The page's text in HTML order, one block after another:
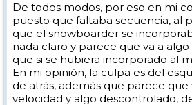
De todos modos, por eso en mi
puesto que faltaba secuencia, al
que el snowboarder se
nada claro y parece que va a
que si se hubiera incorporado al
En mi opinión, la culpa es del
de atrás, además que parece que
velocidad y algo descontrolado,